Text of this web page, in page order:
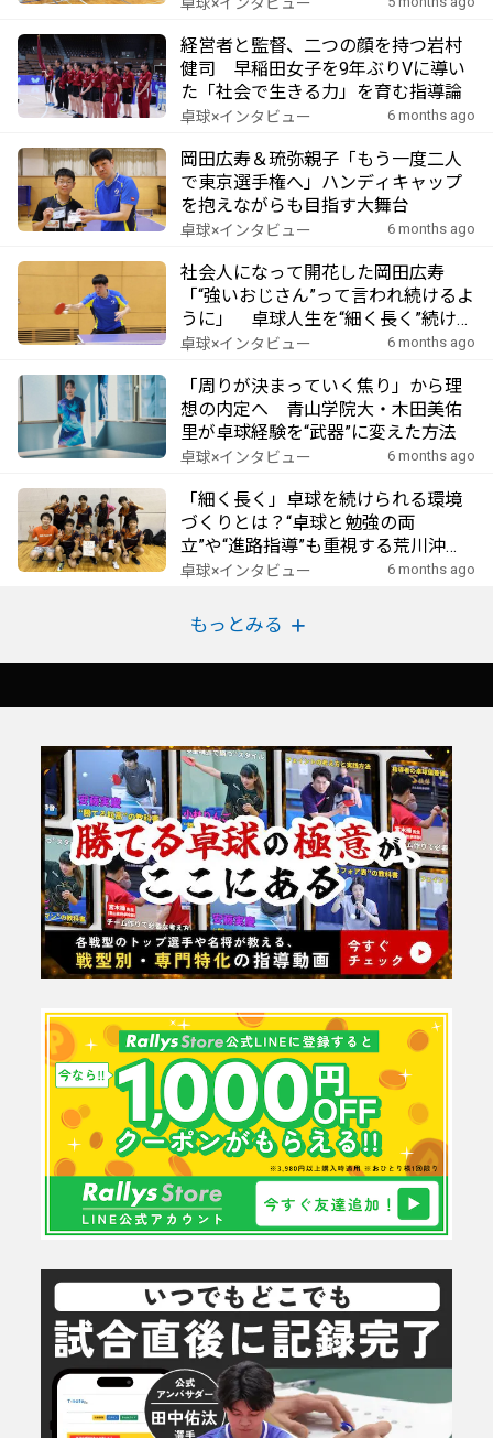
経営者と監督、二つの顔を持つ岩村
健司 早稲田女子を9年ぶりVに導い
た「社会で生きる力」を育む指導論
卓球×インタビュー 6 months ago
岡田広寿＆琉弥親子「もう一度二人
で東京選手権へ」ハンディキャップ
を抱えながらも目指す大舞台
卓球×インタビュー 6 months ago
社会人になって開花した岡田広寿
「“強いおじさん”って言われ続けるよ
うに」 卓球人生を“細く長く”続ける
秘訣
卓球×インタビュー 6 months ago
「周りが決まっていく焦り」から理
想の内定へ 青山学院大・木田美佑
里が卓球経験を“武器”に変えた方法
卓球×インタビュー 6 months ago
「細く長く」卓球を続けられる環境
づくりとは？“卓球と勉強の両
立”や“進路指導”も重視する荒川沖
TTC
卓球×インタビュー 6 months ago
もっとみる